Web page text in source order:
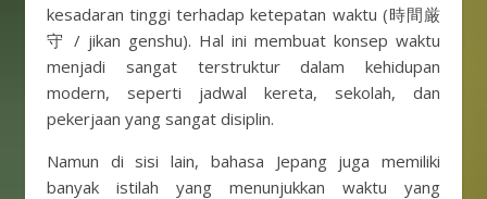
kesadaran tinggi terhadap ketepatan waktu (時間厳
守 / jikan genshu). Hal ini membuat konsep waktu
menjadi sangat terstruktur dalam kehidupan
modern, seperti jadwal kereta, sekolah, dan
pekerjaan yang sangat disiplin.
Namun di sisi lain, bahasa Jepang juga memiliki
banyak istilah yang menunjukkan waktu yang